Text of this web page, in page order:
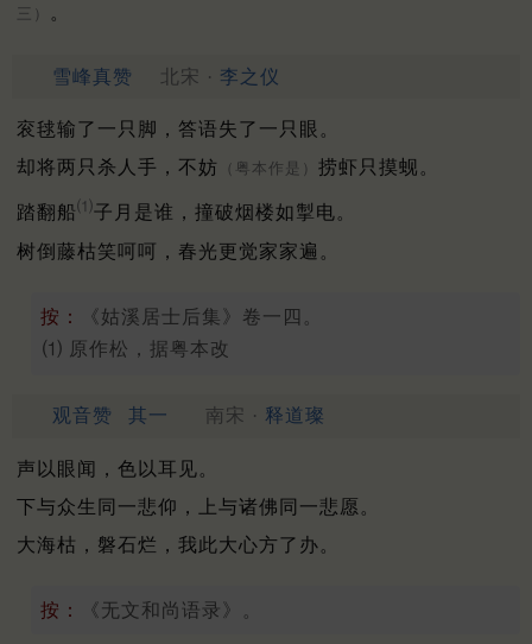
三） 。
雪峰真赞 北宋 · 李之仪
衮毬输了一只脚，答语失了一只眼。
却将两只杀人手，不妨
（粤本作是） 捞虾只摸蚬。
踏翻船⑴子月是谁，撞破烟楼如掣电。
树倒藤枯笑呵呵，春光更觉家家遍。
按：
《姑溪居士后集》卷一四。
⑴ 原作松，据粤本改
观音赞 其一 南宋 · 释道璨
声以眼闻，色以耳见。
下与众生同一悲仰，上与诸佛同一悲愿。
大海枯，磐石烂，我此大心方了办。
按： 《无文和尚语录》。